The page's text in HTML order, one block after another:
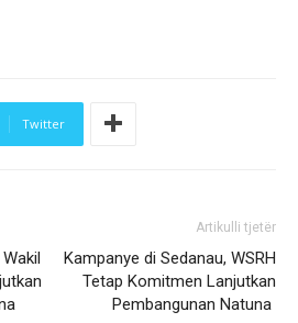
Twitter
Artikulli tjetër
Kampanye di Sedanau, WSRH
Tetap Komitmen Lanjutkan
Pembangunan Natuna